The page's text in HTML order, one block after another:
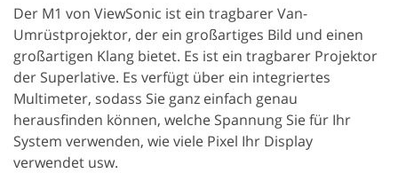
Der M1 von ViewSonic ist ein tragbarer Van-
Umrüstprojektor, der ein großartiges Bild und einen
großartigen Klang bietet. Es ist ein tragbarer Projektor
der Superlative. Es verfügt über ein integriertes
Multimeter, sodass Sie ganz einfach genau
herausfinden können, welche Spannung Sie für Ihr
System verwenden, wie viele Pixel Ihr Display
verwendet usw.